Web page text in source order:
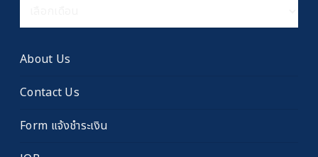
เรื่อง
About Us
Contact Us
Form แจ้งชำระเงิน